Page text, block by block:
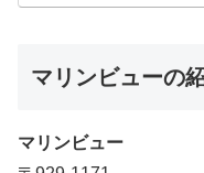
マリンビューの
マリンビュー